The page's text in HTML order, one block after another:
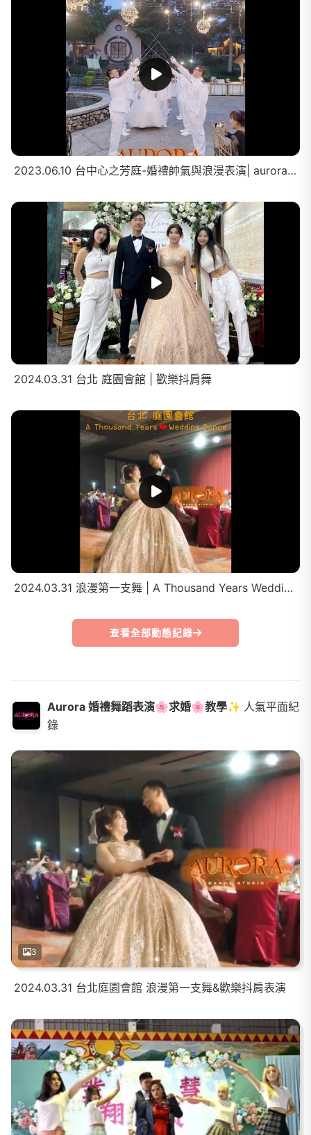
Aurora 婚禮舞蹈表演🌸求婚🌸教學✨ 人氣平面紀
錄
3
2024.03.31 台北庭園會館 浪漫第一支舞&歡樂抖肩表演
2023.06.10 台中心之芳庭-婚禮帥氣與浪漫表演| aurora_danceshow
2024.03.31 台北 庭園會館 | 歡樂抖肩舞
2024.03.31 浪漫第一支舞 | A Thousand Years Wedding Dance
查看全部動態紀錄